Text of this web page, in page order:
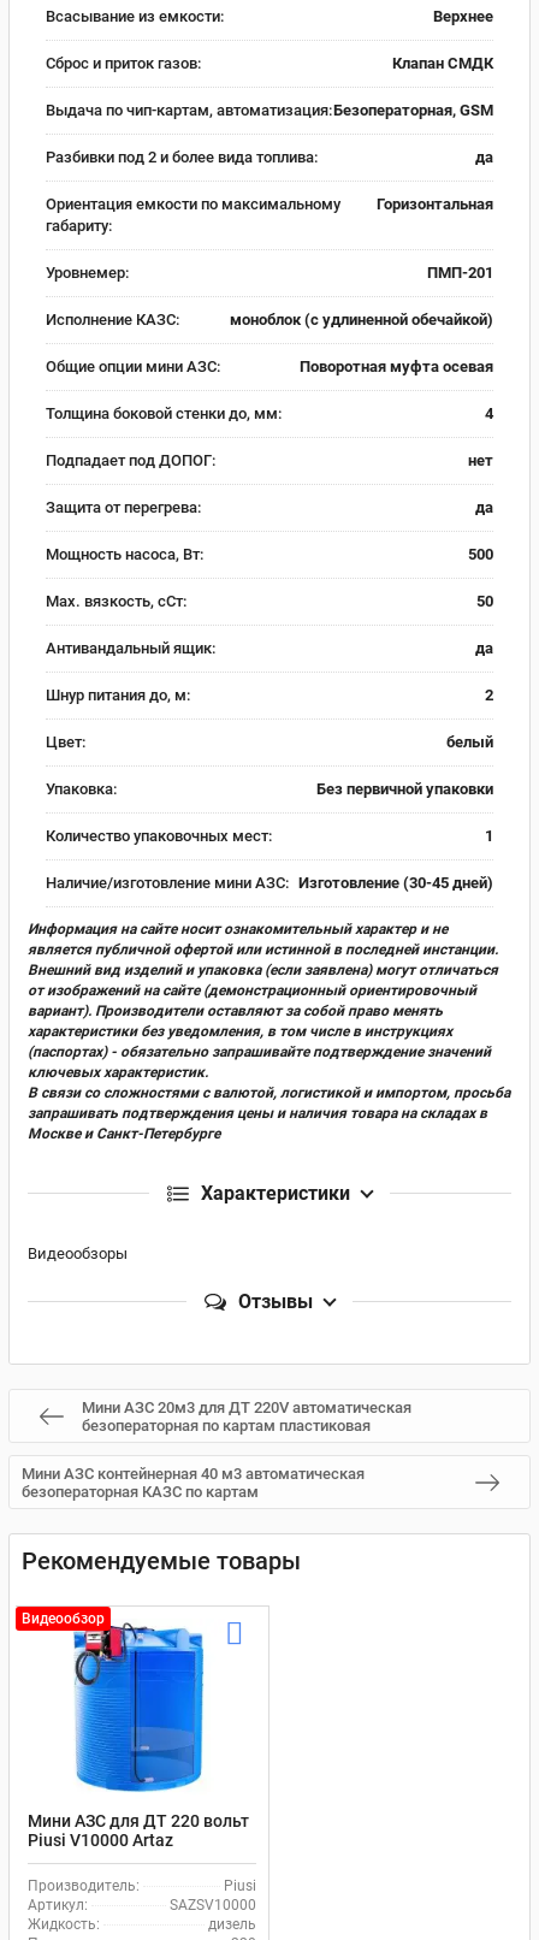
Всасывание из емкости: Верхнее
Сброс и приток газов: Клапан СМДК
Выдача по чип-картам, автоматизация:Безоператорная, GSM
Разбивки под 2 и более вида топлива: да
Ориентация емкости по максимальному
габариту:
Горизонтальная
Уровнемер: ПМП-201
Исполнение КАЗС: моноблок (с удлиненной обечайкой)
Общие опции мини АЗС: Поворотная муфта осевая
Толщина боковой стенки до, мм: 4
Подпадает под ДОПОГ: нет
Защита от перегрева: да
Мощность насоса, Вт: 500
Max. вязкость, сСт: 50
Антивандальный ящик: да
Шнур питания до, м: 2
Цвет: белый
Упаковка: Без первичной упаковки
Количество упаковочных мест: 1
Наличие/изготовление мини АЗС: Изготовление (30-45 дней)
Информация на сайте носит ознакомительный характер и не
является публичной офертой или истинной в последней инстанции.
Внешний вид изделий и упаковка (если заявлена) могут отличаться
от изображений на сайте (демонстрационный ориентировочный
вариант). Производители оставляют за собой право менять
характеристики без уведомления, в том числе в инструкциях
(паспортах) - обязательно запрашивайте подтверждение значений
ключевых характеристик.
В связи со сложностями с валютой, логистикой и импортом, просьба
запрашивать подтверждения цены и наличия товара на складах в
Москве и Санкт-Петербурге
Характеристики
Видеообзоры
Отзывы
Мини АЗС 20м3 для ДТ 220V автоматическая
безоператорная по картам пластиковая
Мини АЗС контейнерная 40 м3 автоматическая
безоператорная КАЗС по картам
Рекомендуемые товары
Видеообзор
Мини АЗС для ДТ 220 вольт
Piusi V10000 Artaz
SAZSV10000
Производитель:
Piusi
Артикул:
SAZSV10000
Жидкость:
дизель